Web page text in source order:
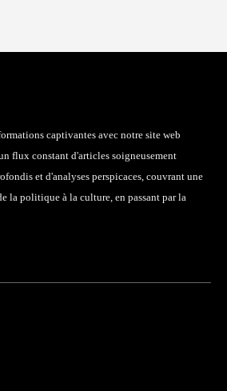
captivantes avec notre site web
flux constant d'articles soigneusement
et d'analyses perspicaces, couvrant une
la politique à la culture, en passant par la